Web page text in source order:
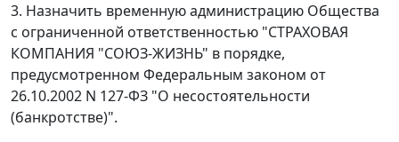
3. Назначить временную администрацию Общества
с ограниченной ответственностью "СТРАХОВАЯ
КОМПАНИЯ "СОЮЗ-ЖИЗНЬ" в порядке,
предусмотренном Федеральным законом от
26.10.2002 N 127-ФЗ "О несостоятельности
(банкротстве)".